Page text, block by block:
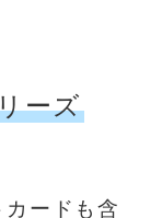
ーズ
ードも含